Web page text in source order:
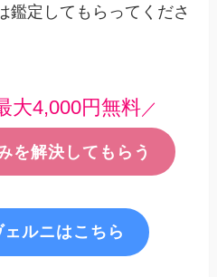
鑑定してもらってくださ
大4,000円無料／
を解決してもらう
ェルニはこちら